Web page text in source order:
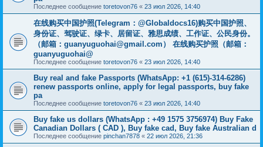
Последнее сообщение toretovon76 « 23 июл 2026, 14:40
在线购买中国护照(Telegram：@Globaldocs16)购买中国护照、
身份证、驾驶证、绿卡、居留证、雅思成绩、工作证、公民身份。
（邮箱： guanyuguohai@gmail.com ） 在线购买护照（邮箱：
guanyuguohai@
Последнее сообщение toretovon76 « 23 июл 2026, 14:40
Buy real and fake Passports (WhatsApp: +1 (615)-314-6286)
renew passports online, apply for legal passports, buy fake
pa
Последнее сообщение toretovon76 « 23 июл 2026, 14:40
Buy fake us dollars (WhatsApp : +49 1575 3756974) Buy Fake
Canadian Dollars ( CAD ), Buy fake cad, Buy fake Australian d
Последнее сообщение pinchan7878 « 22 июл 2026, 21:36